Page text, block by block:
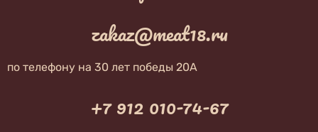
zakaz@meat18.ru
по телефону на 30 лет победы 20А
+7 912 010-74-67